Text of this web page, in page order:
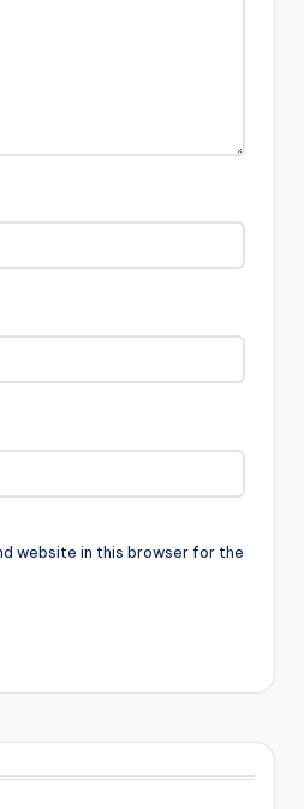
website in this browser for the